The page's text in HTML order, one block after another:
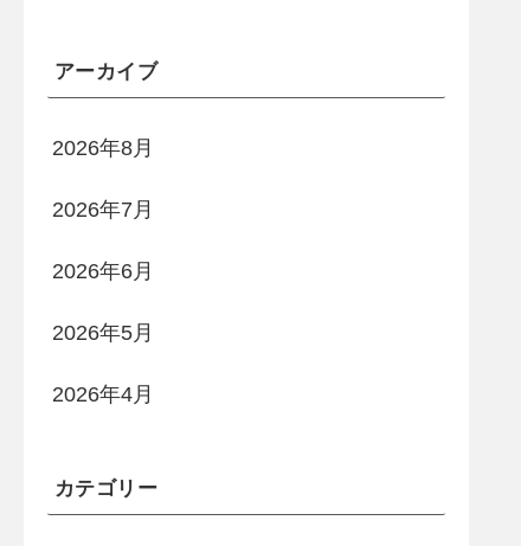
アーカイブ
2026年8月
2026年7月
2026年6月
2026年5月
2026年4月
カテゴリー